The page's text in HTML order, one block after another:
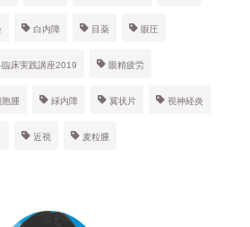
白内障 目薬 眼圧
臨床実践講座2019 眼精疲労
胞腫 緑内障 翼状片 視神経炎
近視 麦粒腫